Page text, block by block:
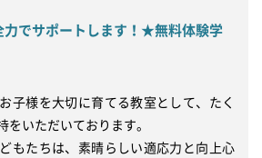
力でサポートします！★無料体験学
子様を大切に育てる教室として、たく
をいただいております。
もたちは、素晴らしい適応力と向上心